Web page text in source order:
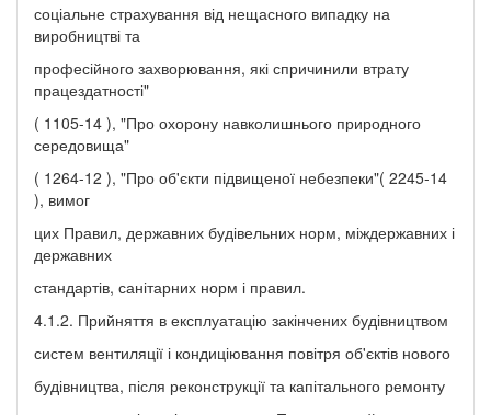
соціальне страхування від нещасного випадку на
виробництві та
професійного захворювання, які спричинили втрату
працездатності"
( 1105-14 ), "Про охорону навколишнього природного
середовища"
( 1264-12 ), "Про об'єкти підвищеної небезпеки"( 2245-14
), вимог
цих Правил, державних будівельних норм, міждержавних і
державних
стандартів, санітарних норм і правил.
4.1.2. Прийняття в експлуатацію закінчених будівництвом
систем вентиляції і кондиціювання повітря об'єктів нового
будівництва, після реконструкції та капітального ремонту